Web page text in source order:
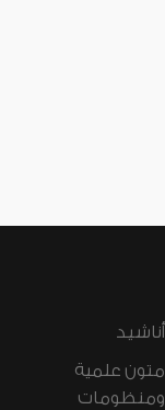
أناشيد
متون علمية
ومنظومات